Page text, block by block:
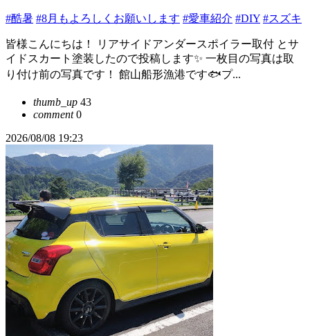
#酷暑 #8月もよろしくお願いします #愛車紹介 #DIY #スズキ
皆様こんにちは！ リアサイドアンダースポイラー取付 とサ
イドスカート塗装したので投稿します✨️ 一枚目の写真は取
り付け前の写真です！ 館山船形漁港です🐟プ...
thumb_up 43
comment0
2026/08/08 19:23